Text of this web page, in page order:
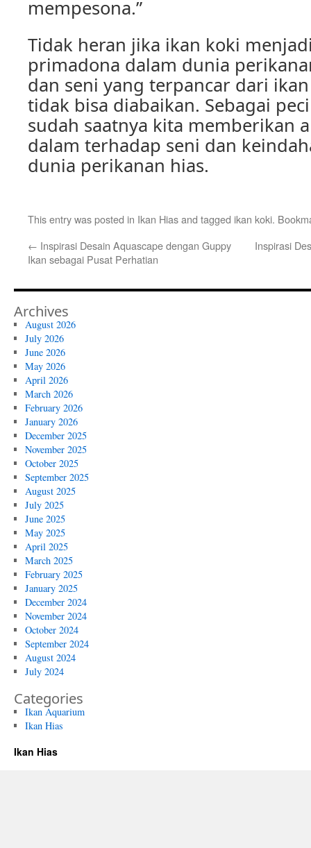
mempesona.”
Tidak heran jika ikan koki
primadona dalam dunia
dan seni yang terpancar dari
tidak bisa diabaikan. Sebagai
sudah saatnya kita memberikan
dalam terhadap seni dan
dunia perikanan hias.
This entry was posted in Ikan Hiasand tagged ikan koki.
← Inspirasi Desain Aquascape dengan Guppy
Ikan sebagai Pusat Perhatian
Inspirasi
Archives
August 2026
July 2026
June 2026
May 2026
April 2026
March 2026
February 2026
January 2026
December 2025
November 2025
October 2025
September 2025
August 2025
July 2025
June 2025
May 2025
April 2025
March 2025
February 2025
January 2025
December 2024
November 2024
October 2024
September 2024
August 2024
July 2024
Categories
Ikan Aquarium
Ikan Hias
Ikan Hias